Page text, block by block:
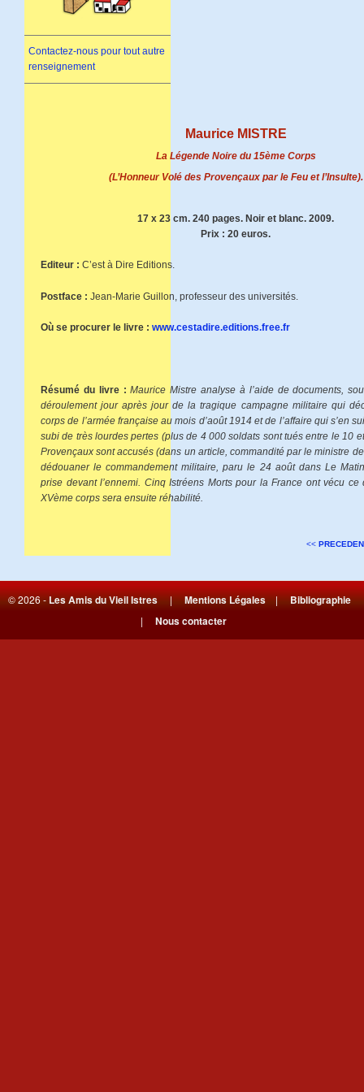
Contactez-nous pour tout autre
renseignement
Maurice MISTRE
La Légende Noire du 15ème Corps
(L’Honneur Volé des Provençaux par le Feu et l’Insulte).
17 x 23 cm. 240 pages. Noir et blanc. 2009.
Prix : 20 euros.
Editeur : C’est à Dire Editions.
Postface : Jean-Marie Guillon, professeur des universités.
Où se procurer le livre : www.cestadire.editions.free.fr
Résumé du livre : Maurice Mistre analyse à l’aide de documents,
déroulement jour après jour de la tragique campagne militaire qui
corps de l’armée française au mois d’août 1914 et de l’affaire qui s’en
subi de très lourdes pertes (plus de 4 000 soldats sont tués entre le 10
Provençaux sont accusés (dans un article, commandité par le ministre
dédouaner le commandement militaire, paru le 24 août dans Le
prise devant l’ennemi. Cinq Istréens Morts pour la France ont vécu ce
XVème corps sera ensuite réhabilité.
<<
© 2026 -Les Amis du Vieil Istres|Mentions Légales|Bibliographie
| Nous contacter